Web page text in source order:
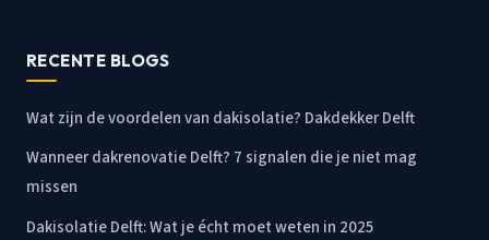
RECENTE BLOGS
Wat zijn de voordelen van dakisolatie? Dakdekker Delft
Wanneer dakrenovatie Delft? 7 signalen die je niet mag
missen
Dakisolatie Delft: Wat je écht moet weten in 2025